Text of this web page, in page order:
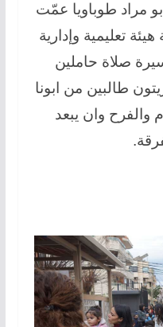
ابو مراد طوباويا عمّت
تعليمية وإدارية
صلاة حاملين
طالبين من ابونا
والفرح وان يبعد